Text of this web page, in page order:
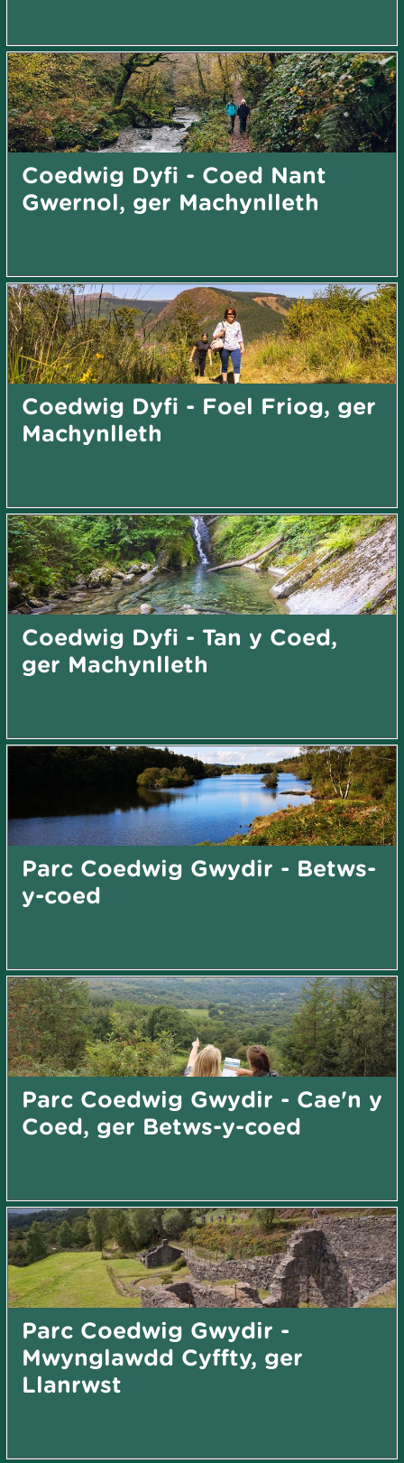
Coedwig Dyfi - Coed Nant
Gwernol, ger Machynlleth
Coedwig Dyfi - Foel Friog, ger
Machynlleth
Coedwig Dyfi - Tan y Coed,
ger Machynlleth
Parc Coedwig Gwydir - Betws-
y-coed
Parc Coedwig Gwydir - Cae'n y
Coed, ger Betws-y-coed
Parc Coedwig Gwydir -
Mwynglawdd Cyffty, ger
Llanrwst